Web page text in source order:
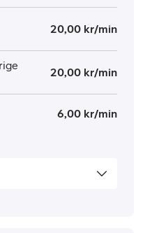
20,00 kr/min
20,00 kr/min
6,00 kr/min